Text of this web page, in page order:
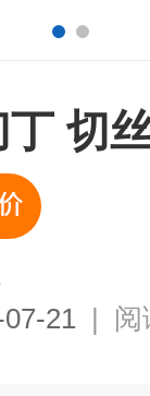
切
21 | 阅